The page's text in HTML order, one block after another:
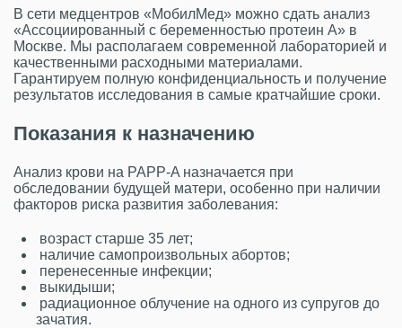
В сети медцентров «МобилМед» можно сдать анализ
«Ассоциированный с беременностью протеин А» в
Москве. Мы располагаем современной лабораторией и
качественными расходными материалами.
Гарантируем полную конфиденциальность и получение
результатов исследования в самые кратчайшие сроки.
Показания к назначению
Анализ крови на PAPP-A назначается при
обследовании будущей матери, особенно при наличии
факторов риска развития заболевания:
возраст старше 35 лет;
наличие самопроизвольных абортов;
перенесенные инфекции;
выкидыши;
радиационное облучение на одного из супругов до
зачатия.